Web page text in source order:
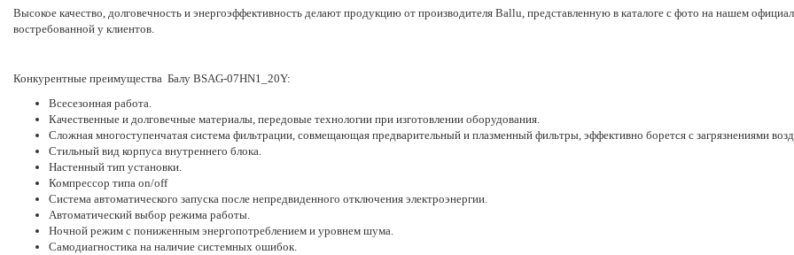
Высокое качество, долговечность и энергоэффективность делают продукцию от производителя Ballu, представленную в каталоге с фото на нашем
востребованной у клиентов.
Конкурентные преимущества Балу BSAG-07HN1_20Y:
Всесезонная работа.
Качественные и долговечные материалы, передовые технологии при изготовлении оборудования.
Сложная многоступенчатая система фильтрации, совмещающая предварительный и плазменный фильтры, эффективно борется с загрязнениями
Стильный вид корпуса внутреннего блока.
Настенный тип установки.
Компрессор типа on/off
Система автоматического запуска после непредвиденного отключения электроэнергии.
Автоматический выбор режима работы.
Ночной режим с пониженным энергопотреблением и уровнем шума.
Самодиагностика на наличие системных ошибок.